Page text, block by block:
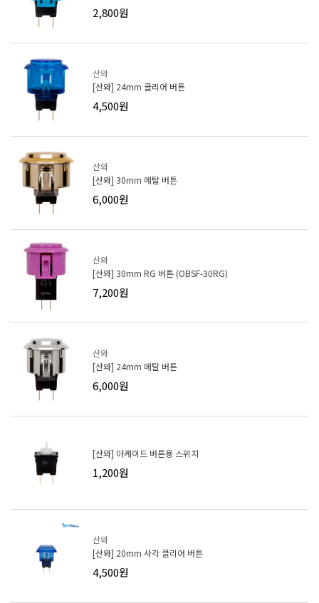
2,800원
산와
[산와] 24mm 클리어 버튼
4,500원
산와
[산와] 30mm 메탈 버튼
6,000원
산와
[산와] 30mm RG 버튼 (OBSF-30RG)
7,200원
산와
[산와] 24mm 메탈 버튼
6,000원
[산와] 아케이드 버튼용 스위치
1,200원
산와
[산와] 20mm 사각 클리어 버튼
4,500원